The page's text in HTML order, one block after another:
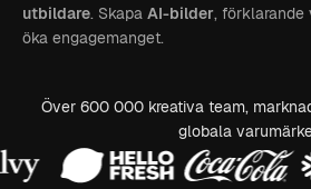
utbildare. Skapa AI-bilder, förklarande
öka engagemanget.
Över 600 000 kreativa team,
globala